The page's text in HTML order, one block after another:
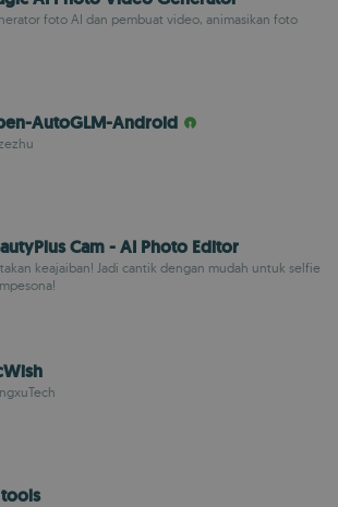
foto AI dan pembuat video, animasikan foto
AutoGLM-Android
Cam - AI Photo Editor
keajaiban! Jadi cantik dengan mudah untuk selfie